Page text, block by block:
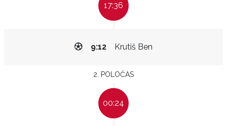
17:36
Krutiš Ben
9:12
2. POLOČAS
00:24